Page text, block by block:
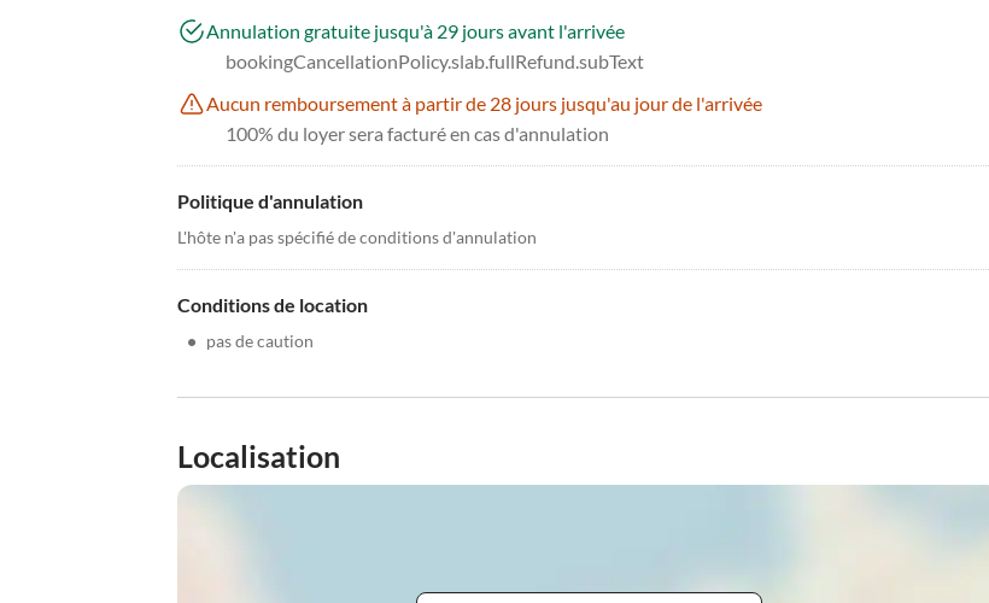
Annulation gratuite jusqu'à 29 jours avant l'arrivée
bookingCancellationPolicy.slab.fullRefund.subText
Aucun remboursement à partir de 28 jours jusqu'au jour de l'arrivée
100% du loyer sera facturé en cas d'annulation
Politique d'annulation
L'hôte n'a pas spécifié de conditions d'annulation
Conditions de location
• pas de caution
Localisation